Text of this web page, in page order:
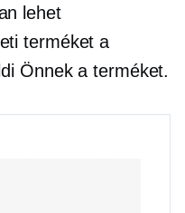
lehet
terméket a
Önnek a terméket.